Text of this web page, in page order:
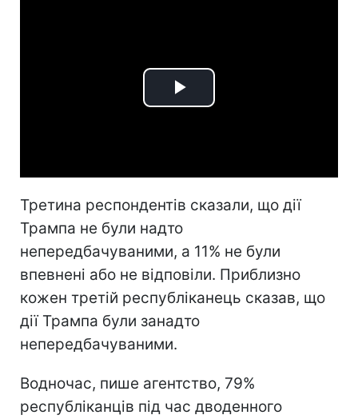
Play
Третина респондентів сказали, що дії
Трампа не були надто
непередбачуваними, а 11% не були
впевнені або не відповіли. Приблизно
кожен третій республіканець сказав, що
дії Трампа були занадто
непередбачуваними.
Водночас, пише агентство, 79%
республіканців під час дводенного